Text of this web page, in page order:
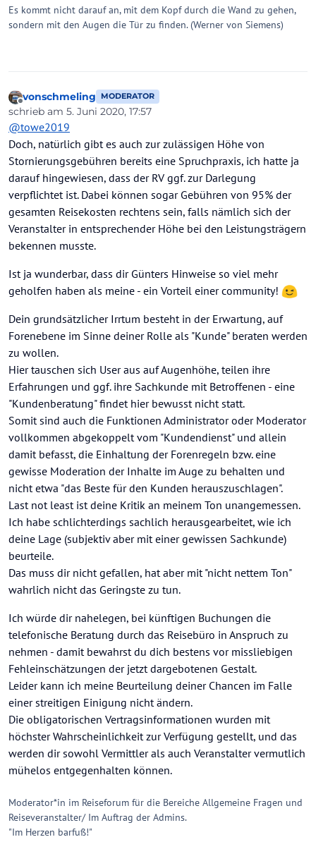
Es kommt nicht darauf an, mit dem Kopf durch die Wand zu gehen,
sondern mit den Augen die Tür zu finden. (Werner von Siemens)
Offline
vonschmeling MODERATOR
schrieb am 5. Juni 2020, 17:57
zuletzt editiert von
@towe2019
Doch, natürlich gibt es auch zur zulässigen Höhe von
Stornierungsgebühren bereits eine Spruchpraxis, ich hatte ja
darauf hingewiesen, dass der RV ggf. zur Darlegung
verpflichtet ist. Dabei können sogar Gebühren von 95% der
gesamten Reisekosten rechtens sein, falls nämlich sich der
Veranstalter in entsprechender Höhe bei den Leistungsträgern
bekennen musste.
Ist ja wunderbar, dass dir Günters Hinweise so viel mehr
geholfen haben als meine - ein Vorteil einer community!
Dein grundsätzlicher Irrtum besteht in der Erwartung, auf
Forenebene im Sinne deiner Rolle als "Kunde" beraten werden
zu wollen.
Hier tauschen sich User aus auf Augenhöhe, teilen ihre
Erfahrungen und ggf. ihre Sachkunde mit Betroffenen - eine
"Kundenberatung" findet hier bewusst nicht statt.
Somit sind auch die Funktionen Administrator oder Moderator
vollkommen abgekoppelt vom "Kundendienst" und allein
damit befasst, die Einhaltung der Forenregeln bzw. eine
gewisse Moderation der Inhalte im Auge zu behalten und
nicht etwa "das Beste für den Kunden herauszuschlagen".
Last not least ist deine Kritik an meinem Ton unangemessen.
Ich habe schlichterdings sachlich herausgearbeitet, wie ich
deine Lage (subjektiv aber mit einer gewissen Sachkunde)
beurteile.
Das muss dir nicht gefallen, hat aber mit "nicht nettem Ton"
wahrlich nicht das Geringste zu tun.
Ich würde dir nahelegen, bei künftigen Buchungen die
telefonische Beratung durch das Reisebüro in Anspruch zu
nehmen - damit bewahrst du dich bestens vor missliebigen
Fehleinschätzungen der jetzt dargebotenen Gestalt.
Leider kann ich meine Beurteilung deiner Chancen im Falle
einer streitigen Einigung nicht ändern.
Die obligatorischen Vertragsinformationen wurden mit
höchster Wahrscheinlichkeit zur Verfügung gestellt, und das
werden dir sowohl Vermittler als auch Veranstalter vermutlich
mühelos entgegenhalten können.
Moderator*in im Reiseforum für die Bereiche Allgemeine Fragen und
Reiseveranstalter/ Im Auftrag der Admins.
"Im Herzen barfuß!"